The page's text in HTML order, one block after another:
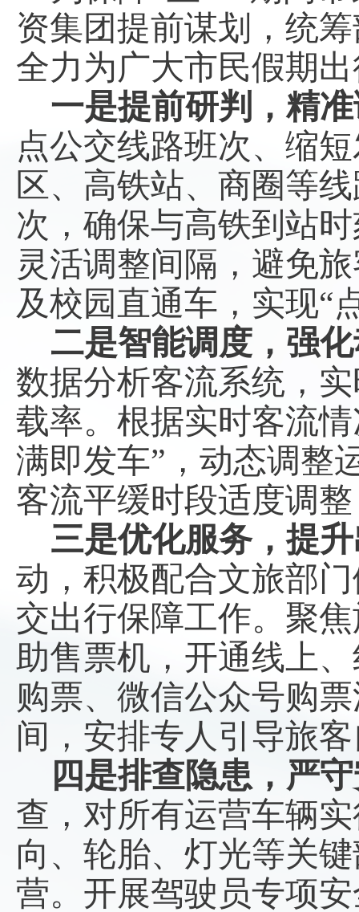
资集团提前谋划，统
全力为广大市民假期
一是提前研判，精
点公交线路班次、缩
区、高铁站、商圈等
次，确保与高铁到站
灵活调整间隔，避免
及校园直通车，实现“
二是智能调度，强
数据分析客流系统，
载率。根据实时客流
满即发车”， 动态调整
客流平缓时段适度调
三是优化服务，提
动， 积极配合文旅部
交出行保障工作。聚
助售票机，开通线上
购票、微信公众号购
间，安排专人引导旅
四是排查隐患 ，严
查，对所有运营车辆
向、轮胎、灯光等关
营。开展驾驶员专项